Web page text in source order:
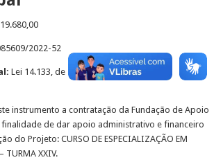
2022-52
Lei 14.133, de 2021
instrumento a contratação da Fundação de Apoio
de dar apoio administrativo e financeiro
do Projeto: CURSO DE ESPECIALIZAÇÃO EM
TURMA XXIV.